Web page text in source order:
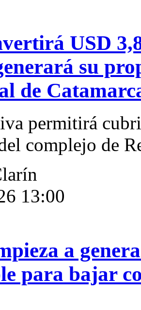
USD
su
de
permitirá
complejo de
13:00
a
para bajar